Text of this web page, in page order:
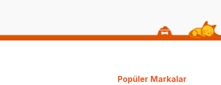
Popüler Markalar